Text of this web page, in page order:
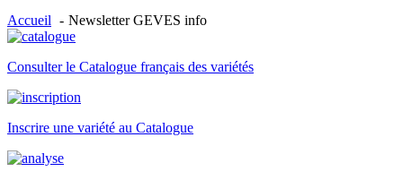
Accueil Newsletter GEVES info
Consulter le Catalogue français des variétés
Inscrire une variété au Catalogue